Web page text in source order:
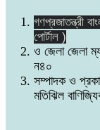
গণপ্রজাতন্ত্রী
পোর্টাল )
ও জেলা জেলা
ন৪০
সম্পাদক ও
মতিঝিল